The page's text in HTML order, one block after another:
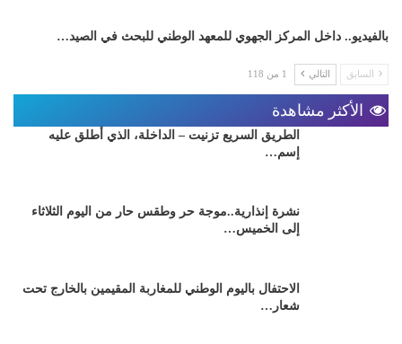
بالفيديو.. داخل المركز الجهوي للمعهد الوطني للبحث في الصيد…
السابق التالي 1 من 118
الأكثر مشاهدة
الطريق السريع تزنيت – الداخلة، الذي أطلق عليه
إسم…
نشرة إنذارية..موجة حر وطقس حار من اليوم الثلاثاء
إلى الخميس…
الاحتفال باليوم الوطني للمغاربة المقيمين بالخارج تحت
شعار…